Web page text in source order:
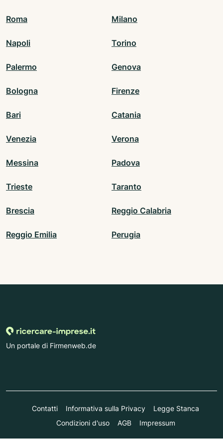
Roma Milano
Napoli Torino
Palermo Genova
Bologna Firenze
Bari Catania
Venezia Verona
Messina Padova
Trieste Taranto
Brescia Reggio Calabria
Reggio Emilia Perugia
Un portale di Firmenweb.de
Contatti Informativa sulla Privacy
Legge Stanca
Condizioni d'uso
AGB Impressum